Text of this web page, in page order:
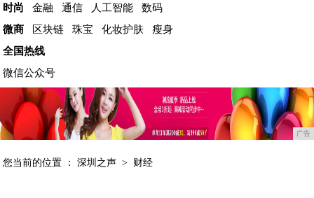
时尚
金融 通信 人工智能
数码
微商
区块链 珠宝 化妆护肤
瘦身
全国热线
微信公众号
广告
您当前的位置 ：深圳之声 > 财经